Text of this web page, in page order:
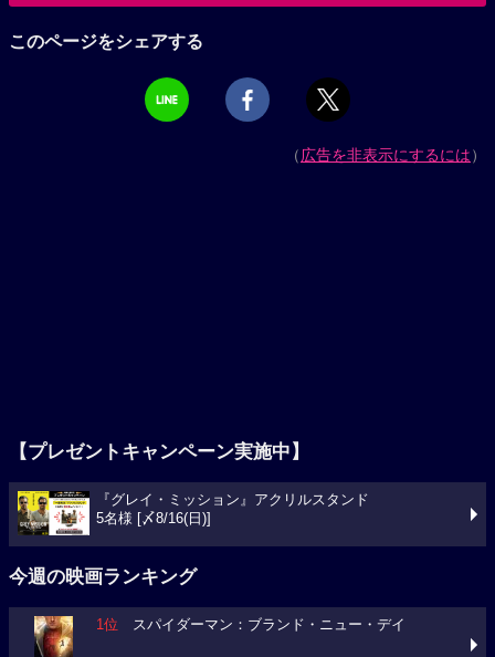
このページをシェアする
（広告を非表示にするには）
【プレゼントキャンペーン実施中】
『グレイ・ミッション』アクリルスタンド
5名様 [〆8/16(日)]
今週の映画ランキング
1位 スパイダーマン：ブランド・ニュー・デイ